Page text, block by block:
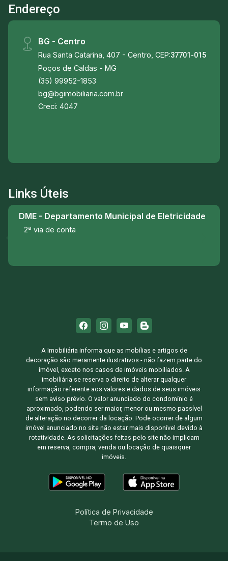
Endereço
BG - Centro
Rua Santa Catarina, 407 - Centro, CEP:37701-015
Poços de Caldas - MG
(35) 99952-1853
bg@bgimobiliaria.com.br
Creci: 4047
Links Úteis
DME - Departamento Municipal de Eletricidade
2ª via de conta
A Imobiliária informa que as mobílias e artigos de
decoração são meramente ilustrativos - não fazem parte do
imóvel, exceto nos casos de imóveis mobiliados. A
imobiliária se reserva o direito de alterar qualquer
informação referente aos valores e dados de seus imóveis
sem aviso prévio. O valor anunciado do condomínio é
aproximado, podendo ser maior, menor ou mesmo passível
de alteração no decorrer da locação. Pode ocorrer de algum
imóvel anunciado no site não estar mais disponível devido à
rotatividade. As solicitações feitas pelo site não implicam
em reserva, compra, venda ou locação de quaisquer
imóveis.
Política de Privacidade
Termo de Uso